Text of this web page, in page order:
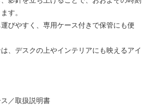
す。
びやすく、専用ケース付きで保管にも便
、デスクの上やインテリアにも映えるアイ
／取扱説明書